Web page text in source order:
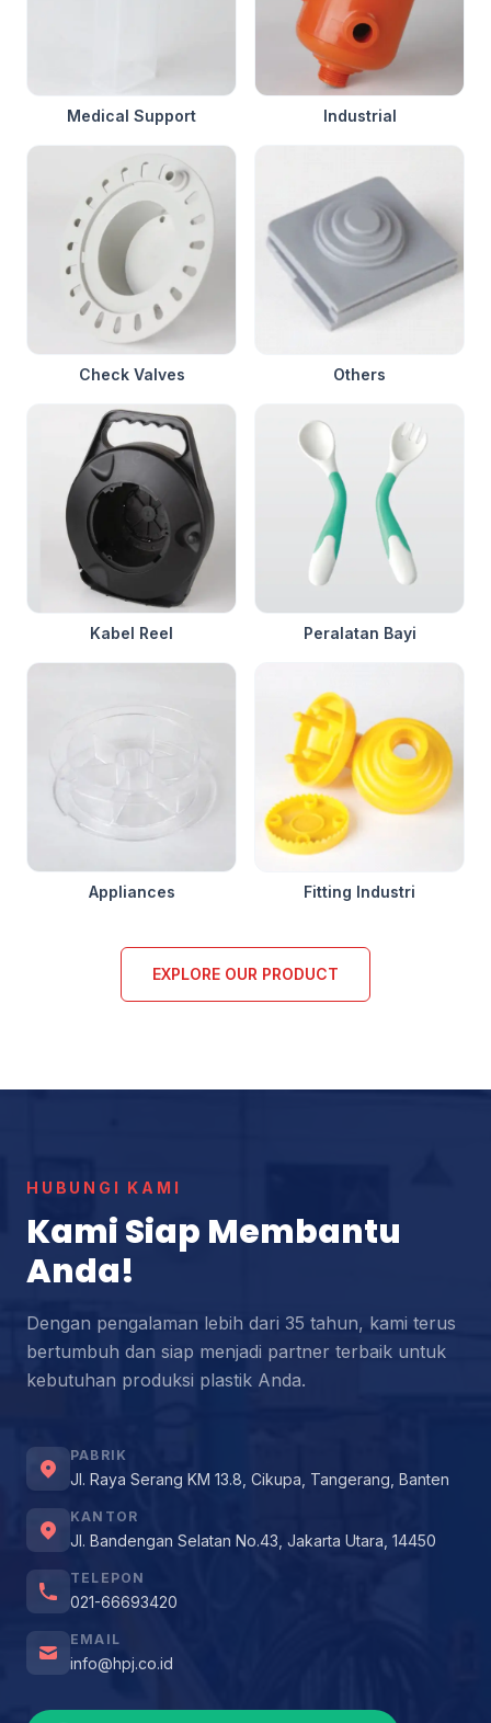
Medical Support Industrial
Check Valves Others
Kabel Reel Peralatan Bayi
Appliances Fitting Industri
EXPLORE OUR PRODUCT
HUBUNGI KAMI
Kami Siap Membantu
Anda!
Dengan pengalaman lebih dari 35 tahun, kami terus
bertumbuh dan siap menjadi partner terbaik untuk
kebutuhan produksi plastik Anda.
PABRIK
Jl. Raya Serang KM 13.8, Cikupa, Tangerang, Banten
KANTOR
Jl. Bandengan Selatan No.43, Jakarta Utara, 14450
TELEPON
021-66693420
EMAIL
info@hpj.co.id